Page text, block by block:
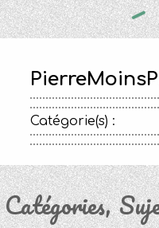
Catégorie(s) :
Catégories